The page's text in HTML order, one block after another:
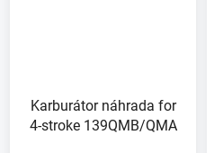
Karburátor náhrada for
4-stroke 139QMB/QMA